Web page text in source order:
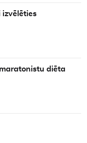
izvēlēties
diēta